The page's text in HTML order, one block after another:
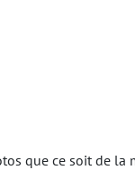
que ce soit de la